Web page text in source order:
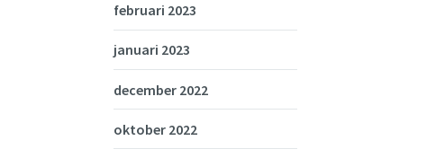
februari 2023
januari 2023
december 2022
oktober 2022